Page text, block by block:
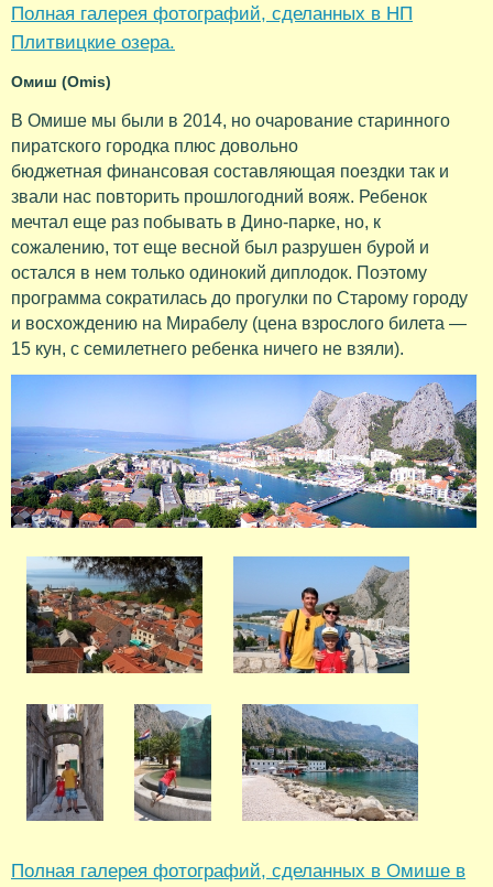
Полная галерея фотографий, сделанных в НП
Плитвицкие озера.
Омиш (Omis)
В Омише мы были в 2014, но очарование старинного
пиратского городка плюс довольно
бюджетная финансовая составляющая поездки так и
звали нас повторить прошлогодний вояж. Ребенок
мечтал еще раз побывать в Дино-парке, но, к
сожалению, тот еще весной был разрушен бурой и
остался в нем только одинокий диплодок. Поэтому
программа сократилась до прогулки по Старому городу
и восхождению на Мирабелу (цена взрослого билета —
15 кун, с семилетнего ребенка ничего не взяли).
Полная галерея фотографий, сделанных в Омише в